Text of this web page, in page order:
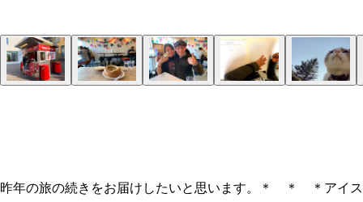
昨年の旅の続きをお届けしたいと思います。＊ ＊ ＊アイス